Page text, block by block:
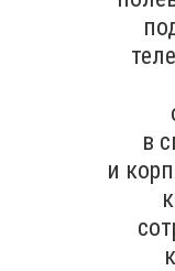
в
и